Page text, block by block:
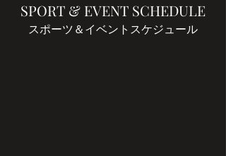
SPORT & EVENT SCHEDULE
​​スポーツ＆イベントスケジュール